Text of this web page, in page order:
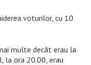
voturilor, cu 10
multe decât erau la
la ora 20.00, erau